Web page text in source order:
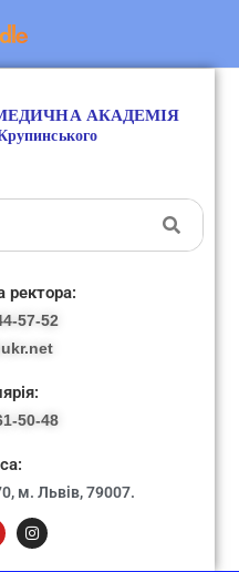
ректора:
57-52
50-48
м. Львів, 79007.